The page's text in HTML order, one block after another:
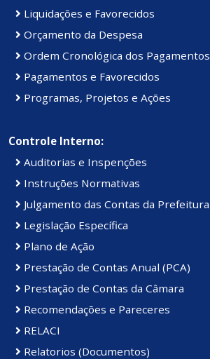
Liquidações e Favorecidos
Orçamento da Despesa
Ordem Cronológica dos Pagamentos
Pagamentos e Favorecidos
Programas, Projetos e Ações
Controle Interno:
Auditorias e Inspenções
Instruções Normativas
Julgamento das Contas da Prefeitura
Legislação Específica
Plano de Ação
Prestação de Contas Anual (PCA)
Prestação de Contas da Câmara
Recomendações e Pareceres
RELACI
Relatorios (Documentos)